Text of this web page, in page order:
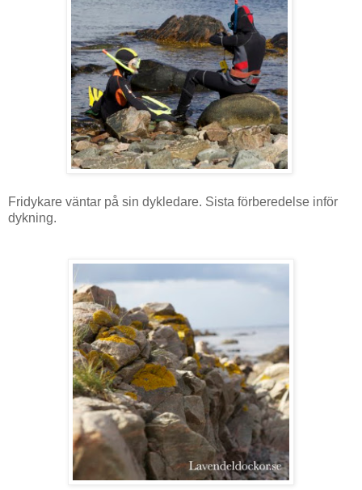
Fridykare väntar på sin dykledare. Sista förberedelse inför
dykning.